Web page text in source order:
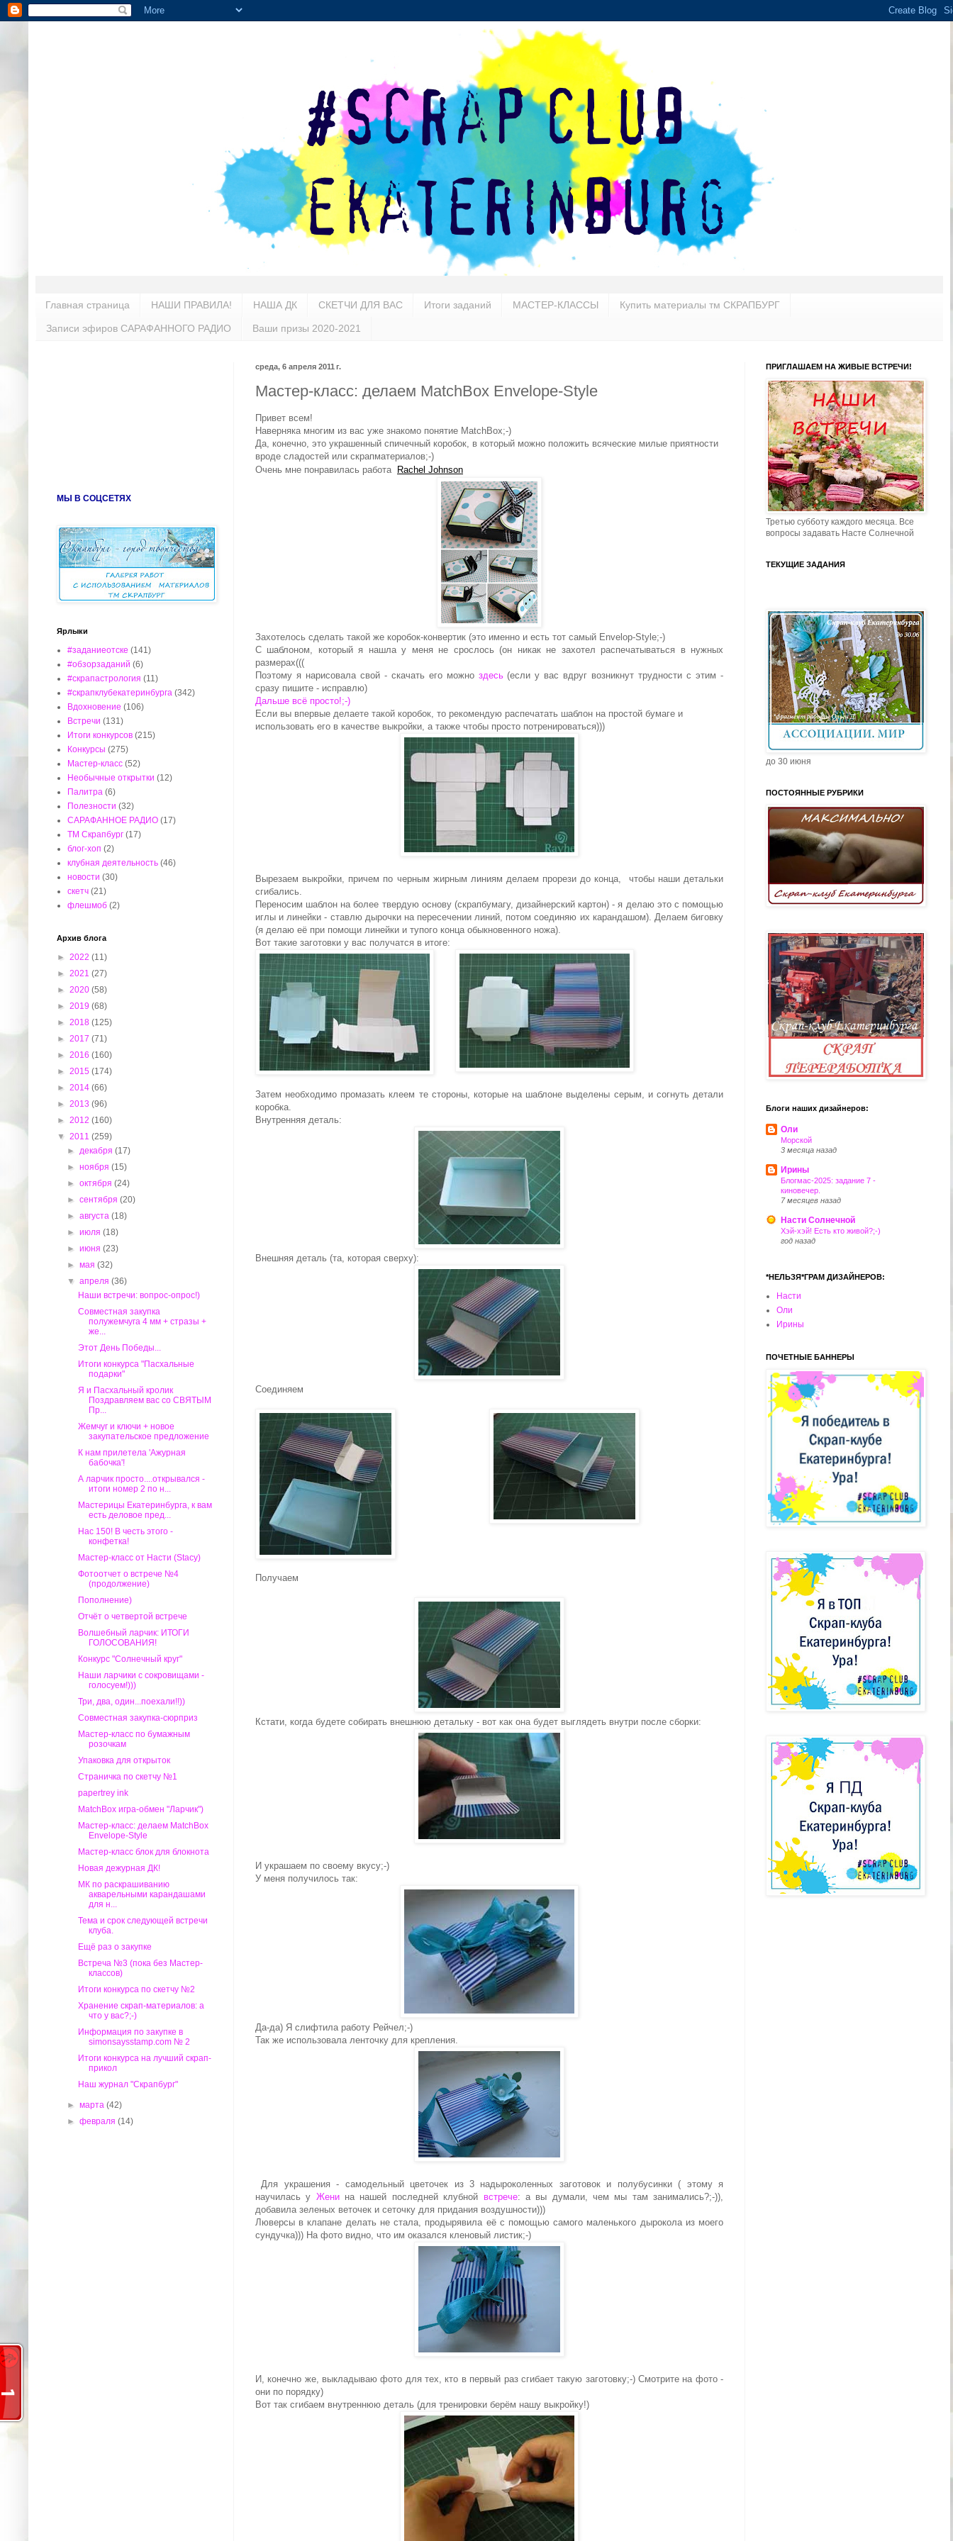
Главная страница НАШИ ПРАВИЛА! НАША ДК СКЕТЧИ ДЛЯ ВАС Итоги заданий МАСТЕР-КЛАССЫ Купить материалы тм СКРАПБУРГ
Записи эфиров САРАФАННОГО РАДИО Ваши призы 2020-2021
среда, 6 апреля 2011 г.
Мастер-класс: делаем MatchBox Envelope-Style
Привет всем!
Наверняка многим из вас уже знакомо понятие MatchBox;-)
Да, конечно, это украшенный спичечный коробок, в который можно положить всяческие милые приятности
вроде сладостей или скрапматериалов;-)
Очень мне понравилась работа Rachel Johnson
Захотелось сделать такой же коробок-конвертик (это именно и есть тот самый Envelop-Style;-)
С шаблоном, который я нашла у меня не срослось (он никак не захотел распечатываться в нужных
размерах(((
Поэтому я нарисовала свой - скачать его можно здесь(если у вас вдруг возникнут трудности с этим -
сразу пишите - исправлю)
Дальше всё просто!;-)
Если вы впервые делаете такой коробок, то рекомендую распечатать шаблон на простой бумаге и
использовать его в качестве выкройки, а также чтобы просто потренироваться)))
Вырезаем выкройки, причем по черным жирным линиям делаем прорези до конца, чтобы наши детальки
сгибались.
Переносим шаблон на более твердую основу (скрапбумагу, дизайнерский картон) - я делаю это с помощью
иглы и линейки - ставлю дырочки на пересечении линий, потом соединяю их карандашом). Делаем биговку
(я делаю её при помощи линейки и тупого конца обыкновенного ножа).
Вот такие заготовки у вас получатся в итоге:
Затем необходимо промазать клеем те стороны, которые на шаблоне выделены серым, и согнуть детали
коробка.
Внутренняя деталь:
Внешняя деталь (та, которая сверху):
Соединяем
Получаем
Кстати, когда будете собирать внешнюю детальку - вот как она будет выглядеть внутри после сборки:
И украшаем по своему вкусу;-)
У меня получилось так:
Да-да) Я слифтила работу Рейчел;-)
Так же использовала ленточку для крепления.
Для украшения - самодельный цветочек из 3 надыроколенных заготовок и полубусинки ( этому я
научилась у Женина нашей последней клубной встрече: а вы думали, чем мы там занимались?;-)),
добавила зеленых веточек и сеточку для придания воздушности)))
Люверсы в клапане делать не стала, продырявила её с помощью самого маленького дырокола из моего
сундучка))) На фото видно, что им оказался кленовый листик;-)
И, конечно же, выкладываю фото для тех, кто в первый раз сгибает такую заготовку;-) Смотрите на фото -
они по порядку)
Вот так сгибаем внутреннюю деталь (для тренировки берём нашу выкройку!)
МЫ В СОЦСЕТЯХ
Ярлыки
#заданиеотске (141)
#обзорзаданий (6)
#скрапастрология (11)
#скрапклубекатеринбурга (342)
Вдохновение (106)
Встречи (131)
Итоги конкурсов (215)
Конкурсы (275)
Мастер-класс (52)
Необычные открытки (12)
Палитра (6)
Полезности (32)
САРАФАННОЕ РАДИО (17)
ТМ Скрапбург (17)
блог-хоп (2)
клубная деятельность (46)
новости (30)
скетч (21)
флешмоб (2)
Архив блога
► 2022 (11)
► 2021 (27)
► 2020 (58)
► 2019 (68)
► 2018 (125)
► 2017 (71)
► 2016 (160)
► 2015 (174)
► 2014 (66)
► 2013 (96)
► 2012 (160)
▼ 2011 (259)
► декабря(17)
►ноября(15)
►октября(24)
►сентября(20)
►августа(18)
►июля(18)
►июня(23)
►мая(32)
▼апреля(36)
Наши встречи: вопрос-опрос!)
Совместная закупка
полужемчуга 4 мм + стразы +
же...
Этот День Победы...
Итоги конкурса "Пасхальные
подарки"
Я и Пасхальный кролик
Поздравляем вас со СВЯТЫМ
Пр...
Жемчуг и ключи + новое
закупательское предложение
К нам прилетела 'Ажурная
бабочка'!
А ларчик просто....открывался -
итоги номер 2 по н...
Мастерицы Екатеринбурга, к вам
есть деловое пред...
Нас 150! В честь этого -
конфетка!
Мастер-класс от Насти (Stacy)
Фотоотчет о встрече №4
(продолжение)
Пополнение)
Отчёт о четвертой встрече
Волшебный ларчик: ИТОГИ
ГОЛОСОВАНИЯ!
Конкурс "Солнечный круг"
Наши ларчики с сокровищами -
голосуем!)))
Три, два, один...поехали!!))
Совместная закупка-сюрприз
Мастер-класс по бумажным
розочкам
Упаковка для открыток
Страничка по скетчу №1
papertrey ink
MatchBox игра-обмен "Ларчик")
Мастер-класс: делаем MatchBox
Envelope-Style
Мастер-класс блок для блокнота
Новая дежурная ДК!
МК по раскрашиванию
акварельными карандашами
для н...
Тема и срок следующей встречи
клуба.
Ещё раз о закупке
Встреча №3 (пока без Мастер-
классов)
Итоги конкурса по скетчу №2
Хранение скрап-материалов: а
что у вас?;-)
Информация по закупке в
simonsaysstamp.com № 2
Итоги конкурса на лучший скрап-
прикол
Наш журнал "Скрапбург"
►марта(42)
►февраля(14)
ПРИГЛАШАЕМ НА ЖИВЫЕ ВСТРЕЧИ!
Третью субботу каждого месяца. Все
вопросы задавать Насте Солнечной
ТЕКУЩИЕ ЗАДАНИЯ
до 30 июня
ПОСТОЯННЫЕ РУБРИКИ
Блоги наших дизайнеров:
Оли
Морской
3 месяца назад
Ирины
Блогмас-2025: задание 7 -
киновечер.
7 месяцев назад
Насти Солнечной
Хэй-хэй! Есть кто живой?;-)
год назад
*НЕЛЬЗЯ*ГРАМ ДИЗАЙНЕРОВ:
Насти
Оли
Ирины
ПОЧЕТНЫЕ БАННЕРЫ